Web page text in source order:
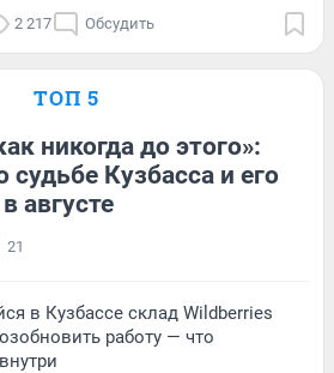
2 217 Обсудить
ТОП 5
никогда до этого»:
судьбе Кузбасса и его
августе
21
в Кузбассе склад Wildberries
работу — что